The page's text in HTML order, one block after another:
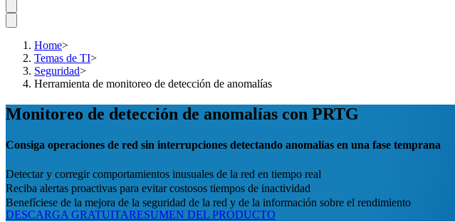
Home>
Temas de TI>
Seguridad>
Herramienta de monitoreo de detección de anomalías
Monitoreo de detección de anomalías con PRTG
Consiga operaciones de red sin interrupciones detectando anomalías en una fase temprana
Detectar y corregir comportamientos inusuales de la red en tiempo real
Reciba alertas proactivas para evitar costosos tiempos de inactividad
Benefíciese de la mejora de la seguridad de la red y de la información sobre el rendimiento
DESCARGA GRATUITARESUMEN DEL PRODUCTO